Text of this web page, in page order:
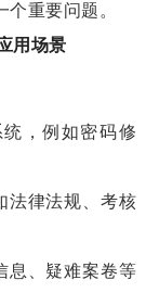
重要问题。
用场景
，例如密码修
法律法规、考核
息、疑难案卷等